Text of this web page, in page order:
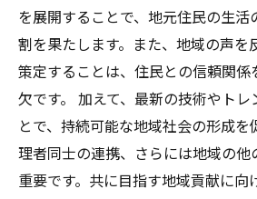
を展開することで、地元住民の生活
割を果たします。また、地域の声を
策定することは、住民との信頼関係
欠です。 加えて、最新の技術やトレ
とで、持続可能な地域社会の形成を
理者同士の連携、さらには地域の他
重要です。共に目指す地域貢献に向